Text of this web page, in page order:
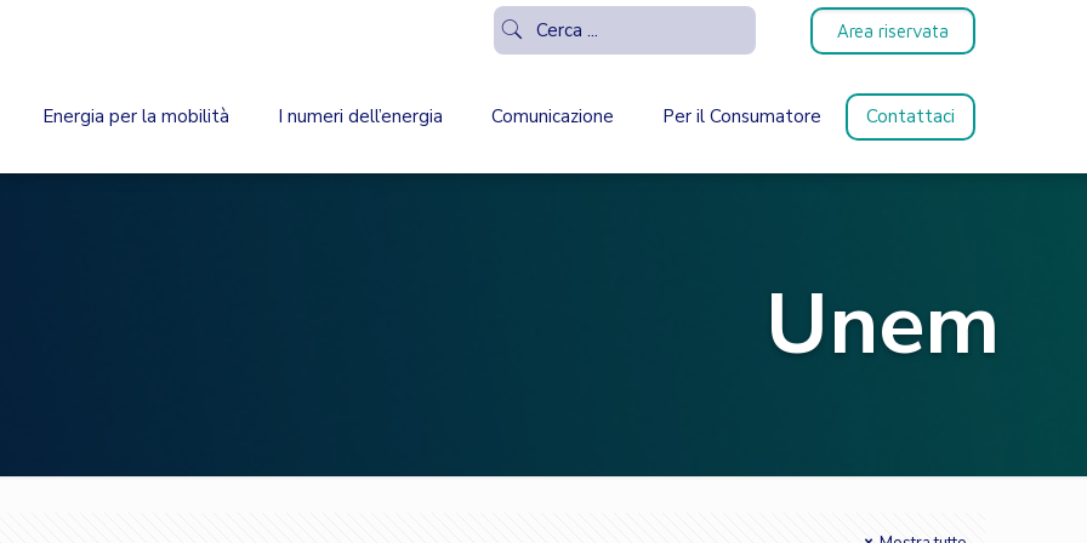
Area riservata
Energia per la mobilità I numeri dell’energia Comunicazione Per il Consumatore Contattaci
Unem